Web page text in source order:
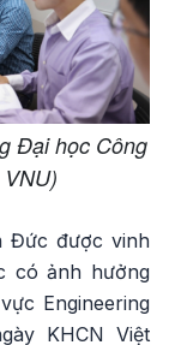
Đại học Công
Đức được vinh
có ảnh hưởng
Engineering
KHCN Việt